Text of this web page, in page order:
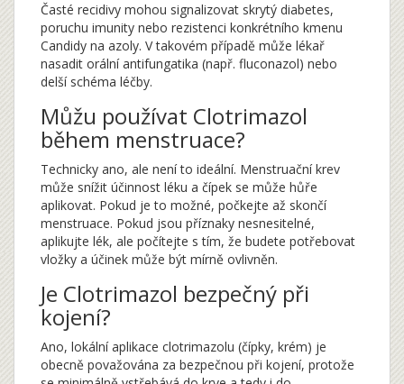
Časté recidivy mohou signalizovat skrytý diabetes,
poruchu imunity nebo rezistenci konkrétního kmenu
Candidy na azoly. V takovém případě může lékař
nasadit orální antifungatika (např. fluconazol) nebo
delší schéma léčby.
Můžu používat Clotrimazol
během menstruace?
Technicky ano, ale není to ideální. Menstruační krev
může snížit účinnost léku a čípek se může hůře
aplikovat. Pokud je to možné, počkejte až skončí
menstruace. Pokud jsou příznaky nesnesitelné,
aplikujte lék, ale počítejte s tím, že budete potřebovat
vložky a účinek může být mírně ovlivněn.
Je Clotrimazol bezpečný při
kojení?
Ano, lokální aplikace clotrimazolu (čípky, krém) je
obecně považována za bezpečnou při kojení, protože